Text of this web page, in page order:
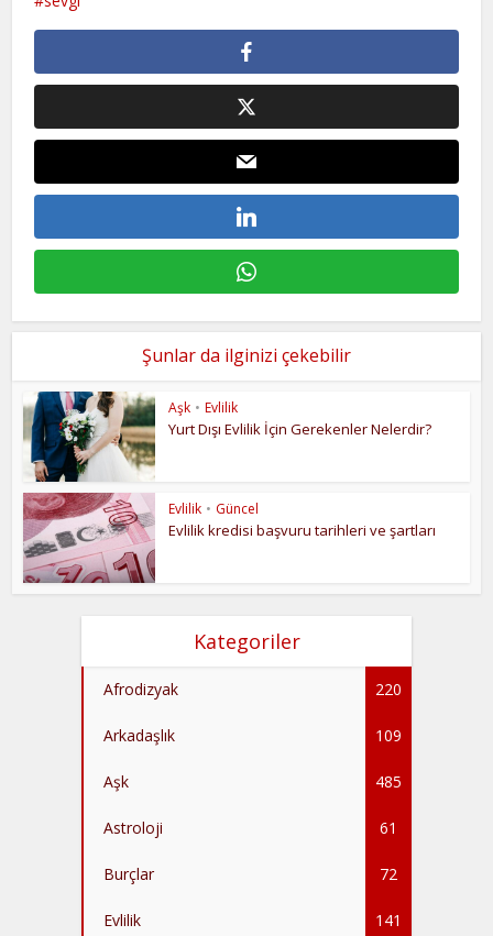
Şunlar da ilginizi çekebilir
Aşk • Evlilik
Yurt Dışı Evlilik İçin Gerekenler Nelerdir?
Evlilik • Güncel
Evlilik kredisi başvuru tarihleri ve şartları
Kategoriler
Afrodizyak 220
Arkadaşlık 109
Aşk 485
Astroloji 61
Burçlar 72
Evlilik 141